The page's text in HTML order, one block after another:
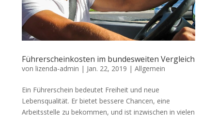
Führerscheinkosten im bundesweiten Vergleich
von lizenda-admin | Jan. 22, 2019 | Allgemein
Ein Führerschein bedeutet Freiheit und neue
Lebensqualität. Er bietet bessere Chancen, eine
Arbeitsstelle zu bekommen, und ist inzwischen in vielen